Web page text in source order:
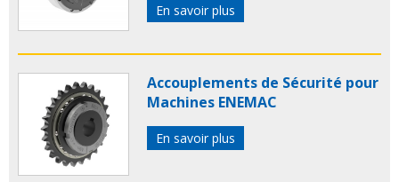
En savoir plus
Accouplements de Sécurité pour
Machines ENEMAC
En savoir plus